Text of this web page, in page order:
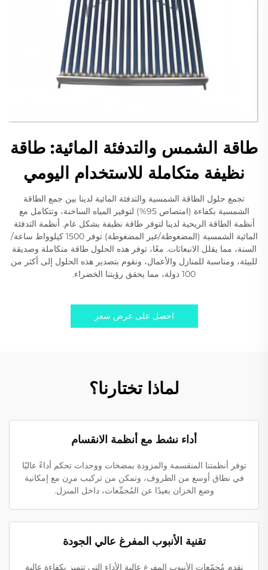
طاقة الشمس والتدفئة المائية: طاقة
نظيفة متكاملة للاستخدام اليومي
تجمع حلول الطاقة الشمسية والتدفئة المائية لدينا بين جمع الطاقة
الشمسية بكفاءة (امتصاص 95%) لتوفير المياه الساخنة، وتتكامل مع
أنظمة الطاقة الريحية لدينا لتوفر طاقة نظيفة بشكل عام. أنظمة التدفئة
المائية الشمسية (المضغوطة/غير المضغوطة) توفر 1500 كيلوواط ساعة/
السنة، مما يقلل الانبعاثات. معًا، توفر هذه الحلول طاقة متكاملة وصديقة
للبيئة، ومناسبة للمنازل والأعمال، ونقوم بتصدير هذه الحلول إلى أكثر من
100 دولة، مما يحقق رؤيتنا الخضراء.
احصل على عرض سعر
لماذا تختارنا؟
أداء نشط مع أنظمة الانقسام
توفر أنظمتنا المنقسمة والمزودة بمضخات ووحدات تحكم أداءً عاليًا
في نطاق أوسع من الظروف، وتمكن من تركيب مرِن مع إمكانية
وضع الخزان بعيدًا عن المُجمِّعات، داخل المنزل.
تقنية الأنبوب المفرغ عالي الجودة
نقدم مُجمّعات الأنبوب المفرغ عالية الأداء التي تتميز بكفاءة عالية